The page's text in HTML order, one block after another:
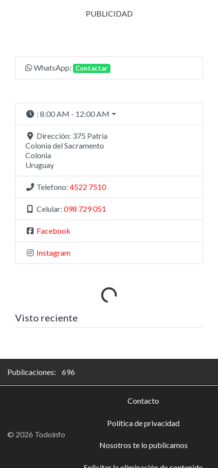
PUBLICIDAD
WhatsApp: Contactar
: 8:00 AM - 12:00 AM
Dirección: 375 Patria
Colonia del Sacramento
Colonia
Uruguay
Telefono: 4522 7510
Celular: 098 729 051
Facebook
Instagram
Visto reciente Cargando…
Publicaciones: 696
© 2026 Todoinfo
Contacto
Política de privacidad
Nosotros te lo publicamos